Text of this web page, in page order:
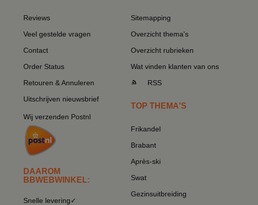
Reviews
Veel gestelde vragen
Contact
Order Status
Retouren & Annuleren
Uitschrijven nieuwsbrief
Wij verzenden Postnl
DAAROM
BBWEBWINKEL:
Snelle levering✓
Sitemapping
Overzicht thema's
Overzicht rubrieken
Wat vinden klanten van ons
RSS
TOP THEMA'S
Frikandel
Brabant
Après-ski
Swat
Gezinsuitbreiding